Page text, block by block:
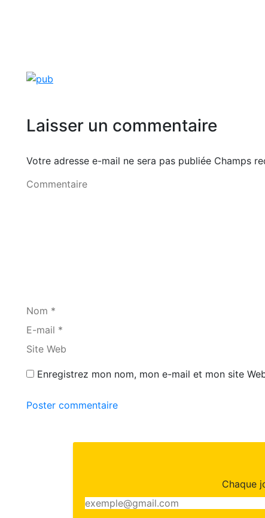
Laisser un commentaire
Votre adresse e-mail ne sera pas publiée Champs
Commentaire
Nom *
E-mail *
Site Web
Enregistrez mon nom, mon e-mail et mon site
Poster commentaire
Chaque